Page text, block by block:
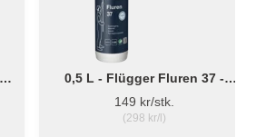
0,5 L - Flügger Fluren 37 -
Grunnrengjøring
149 kr/stk.
(298 kr/l)